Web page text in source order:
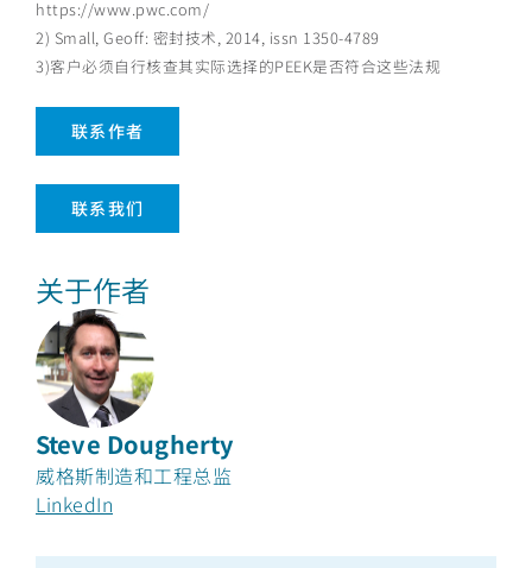
https://www.pwc.com/
2) Small, Geoff: 密封技术, 2014, issn 1350-4789
3)客户必须自行核查其实际选择的PEEK是否符合这些法规
联系作者
联系我们
关于作者
Steve Dougherty
威格斯制造和工程总监
LinkedIn